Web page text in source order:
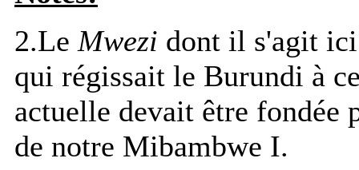
2.Le Mwezi dont il s'agit
qui régissait le Burundi à
actuelle devait être fondée
de notre Mibambwe I.